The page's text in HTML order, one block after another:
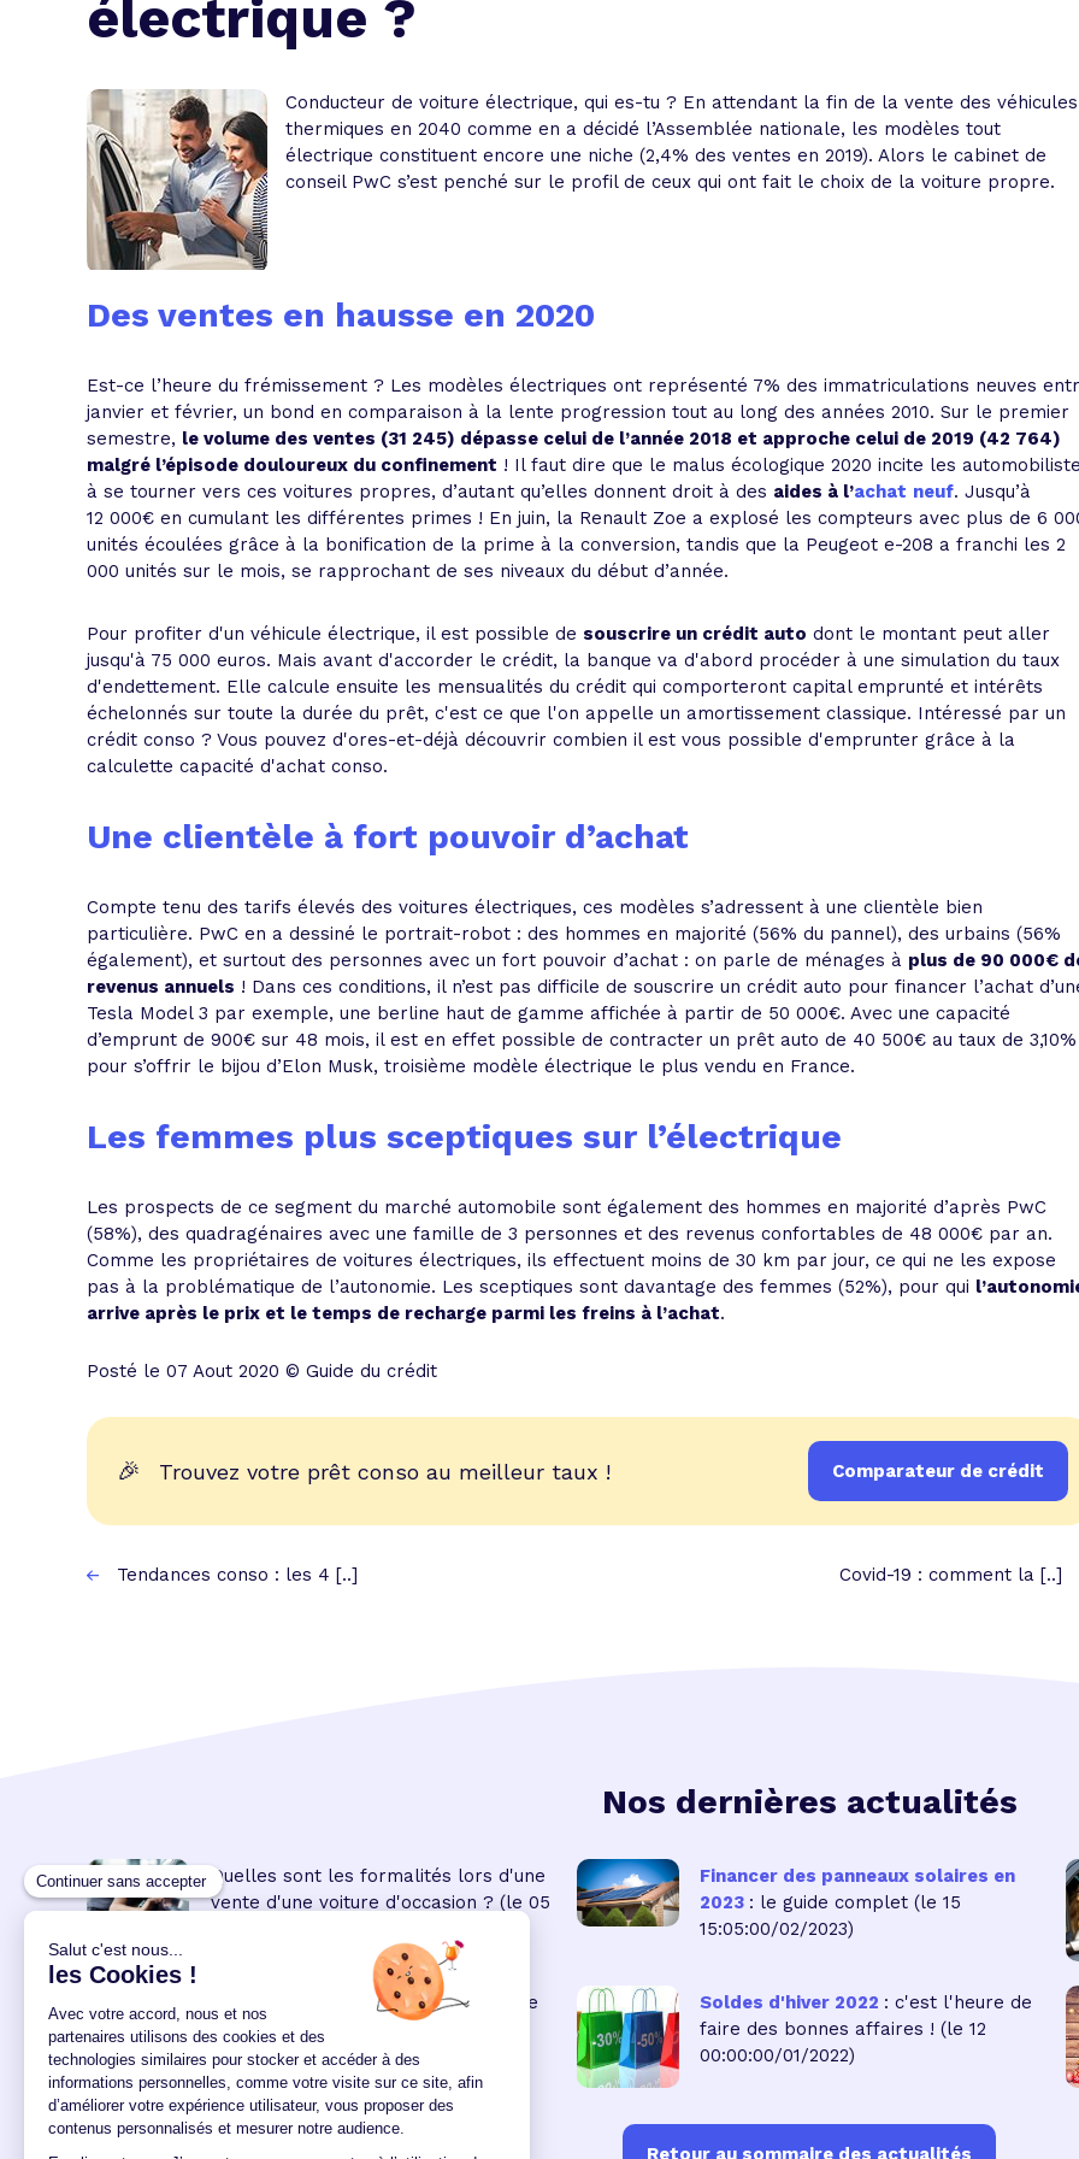
Profitez de notre expertise au meilleur taux !
Trouvez votre prêt conso au meilleur taux !
Bénéficiez de notre expertise en regroupement de crédits
électrique ?
Conducteur de voiture électrique, qui es-tu ? En attendant la fin de la vente des véhicules
thermiques en 2040 comme en a décidé l’Assemblée nationale, les modèles tout
électrique constituent encore une niche (2,4% des ventes en 2019). Alors le cabinet de
conseil PwC s’est penché sur le profil de ceux qui ont fait le choix de la voiture propre.
Des ventes en hausse en 2020
Est-ce l’heure du frémissement ? Les modèles électriques ont représenté 7% des immatriculations neuves
janvier et février, un bond en comparaison à la lente progression tout au long des années 2010. Sur le premier
semestre, le volume des ventes (31 245) dépasse celui de l’année 2018 et approche celui de 2019 (42 764)
malgré l’épisode douloureux du confinement ! Il faut dire que le malus écologique 2020 incite les
à se tourner vers ces voitures propres, d’autant qu’elles donnent droit à des aides à l’achat neuf. Jusqu’à
12 000€ en cumulant les différentes primes ! En juin, la Renault Zoe a explosé les compteurs avec plus de 6
unités écoulées grâce à la bonification de la prime à la conversion, tandis que la Peugeot e-208 a franchi les 2
000 unités sur le mois, se rapprochant de ses niveaux du début d’année.
Pour profiter d'un véhicule électrique, il est possible de souscrire un crédit auto dont le montant peut aller
jusqu'à 75 000 euros. Mais avant d'accorder le crédit, la banque va d'abord procéder à une simulation du taux
d'endettement. Elle calcule ensuite les mensualités du crédit qui comporteront capital emprunté et intérêts
échelonnés sur toute la durée du prêt, c'est ce que l'on appelle un amortissement classique. Intéressé par un
crédit conso ? Vous pouvez d'ores-et-déjà découvrir combien il est vous possible d'emprunter grâce à la
calculette capacité d'achat conso.
Une clientèle à fort pouvoir d’achat
Compte tenu des tarifs élevés des voitures électriques, ces modèles s’adressent à une clientèle bien
particulière. PwC en a dessiné le portrait-robot : des hommes en majorité (56% du pannel), des urbains (56%
également), et surtout des personnes avec un fort pouvoir d’achat : on parle de ménages à plus de 90 000€
revenus annuels ! Dans ces conditions, il n’est pas difficile de souscrire un crédit auto pour financer l’achat
Tesla Model 3 par exemple, une berline haut de gamme affichée à partir de 50 000€. Avec une capacité
d’emprunt de 900€ sur 48 mois, il est en effet possible de contracter un prêt auto de 40 500€ au taux de 3,10%
pour s’offrir le bijou d’Elon Musk, troisième modèle électrique le plus vendu en France.
Les femmes plus sceptiques sur l’électrique
Les prospects de ce segment du marché automobile sont également des hommes en majorité d’après PwC
(58%), des quadragénaires avec une famille de 3 personnes et des revenus confortables de 48 000€ par an.
Comme les propriétaires de voitures électriques, ils effectuent moins de 30 km par jour, ce qui ne les expose
pas à la problématique de l’autonomie. Les sceptiques sont davantage des femmes (52%), pour qui
arrive après le prix et le temps de recharge parmi les freins à l’achat.
Posté le 07 Aout 2020 © Guide du crédit
🎉 Trouvez votre prêt conso au meilleur taux ! Comparateur de crédit
Tendances conso : les 4 [..] Covid-19 : comment la [..]
Nos dernières actualités
Quelles sont les formalités lors d'une
vente d'une voiture d'occasion ? (le 05
Financer des panneaux solaires en
2023 : le guide complet (le 15
15:05:00/02/2023)
: les modalités de ce
crédit à la consommation
00:00:00/02/2022)
Soldes d'hiver 2022 : c'est l'heure de
faire des bonnes affaires ! (le 12
00:00:00/01/2022)
Retour au sommaire des actualités